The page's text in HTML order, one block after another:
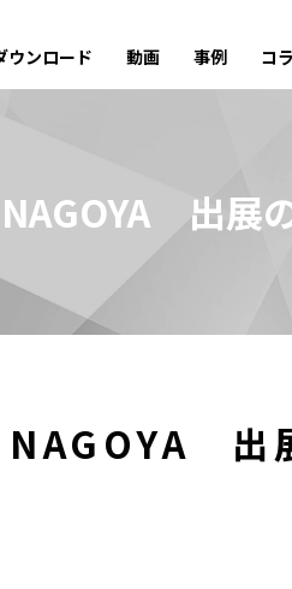
出展
出
ウンロード 動画 事例 コ